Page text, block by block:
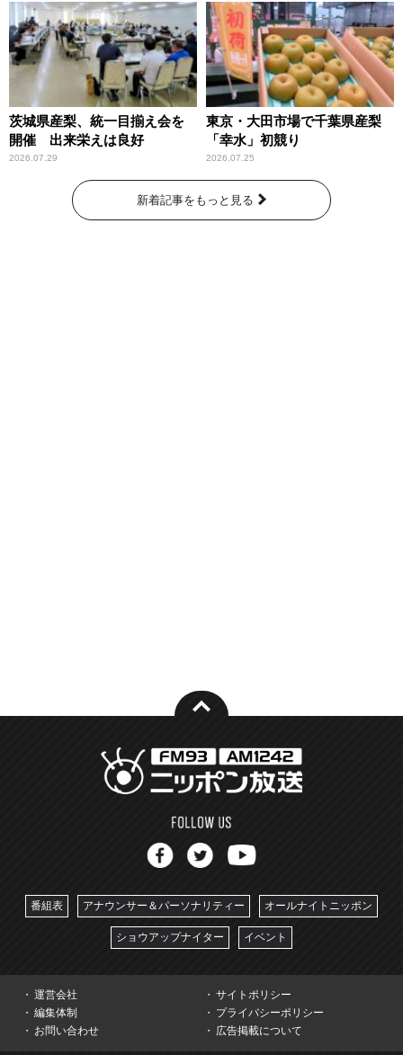
～」放送
茨城県産梨、統一目揃え会を
開催 出来栄えは良好
2026.07.29
東京・大田市場で千葉県産梨
「幸水」初競り
2026.07.25
新着記事をもっと見る
番組表 アナウンサー＆パーソナリティー オールナイトニッポン
ショウアップナイター イベント
運営会社
サイトポリシー
編集体制
プライバシーポリシー
お問い合わせ
広告掲載について